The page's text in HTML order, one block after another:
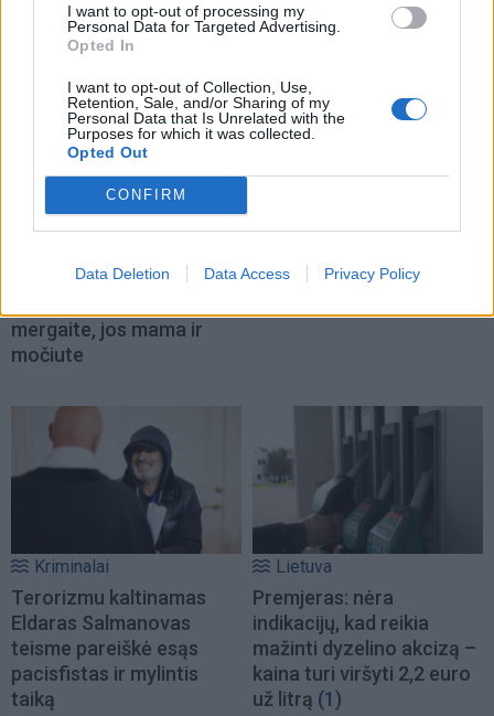
I want to opt-out of processing my
Personal Data for Targeted Advertising.
Opted In
I want to opt-out of Collection, Use,
Retention, Sale, and/or Sharing of my
Personal Data that Is Unrelated with the
Purposes for which it was collected.
Opted Out
CONFIRM
Data Deletion Data Access Privacy Policy
Kriminalai
Kraupi avarija prie
Vilniaus atėmė tris
pranešė, kaip bus
mergaite, jos mama ir
močiute
Aktualijos
sutuoktinio įmonę
skyrė priedą prie
Kriminalai
Terorizmu kaltinamas
Eldaras Salmanovas
teisme pareiškė esąs
pacisfistas ir mylintis
taiką
Lietuva
Premjeras: nėra
indikacijų, kad reikia
mažinti dyzelino akcizą –
kaina turi viršyti 2,2 euro
už litrą (1)